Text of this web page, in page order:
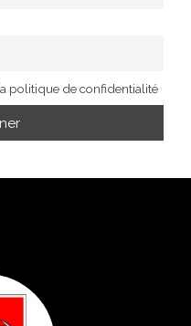
politique de confidentialité